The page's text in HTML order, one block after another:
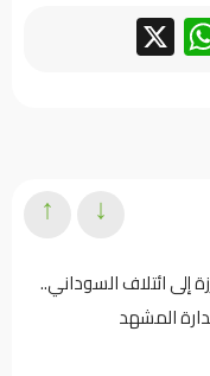
WhatsApp
إلى ائتلاف السوداني..
المشهد
↓
↑